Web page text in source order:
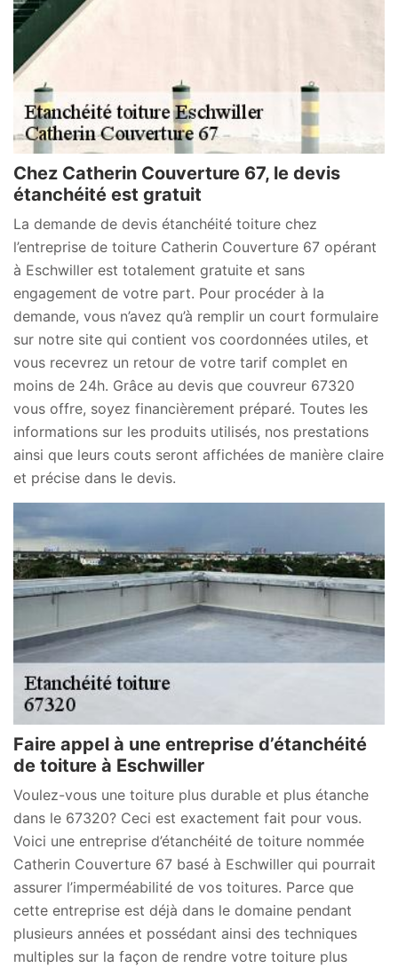
Chez Catherin Couverture 67, le devis
étanchéité est gratuit
La demande de devis étanchéité toiture chez
l’entreprise de toiture Catherin Couverture 67 opérant
à Eschwiller est totalement gratuite et sans
engagement de votre part. Pour procéder à la
demande, vous n’avez qu’à remplir un court formulaire
sur notre site qui contient vos coordonnées utiles, et
vous recevrez un retour de votre tarif complet en
moins de 24h. Grâce au devis que couvreur 67320
vous offre, soyez financièrement préparé. Toutes les
informations sur les produits utilisés, nos prestations
ainsi que leurs couts seront affichées de manière claire
et précise dans le devis.
Faire appel à une entreprise d’étanchéité
de toiture à Eschwiller
Voulez-vous une toiture plus durable et plus étanche
dans le 67320? Ceci est exactement fait pour vous.
Voici une entreprise d’étanchéité de toiture nommée
Catherin Couverture 67 basé à Eschwiller qui pourrait
assurer l’imperméabilité de vos toitures. Parce que
cette entreprise est déjà dans le domaine pendant
plusieurs années et possédant ainsi des techniques
multiples sur la façon de rendre votre toiture plus